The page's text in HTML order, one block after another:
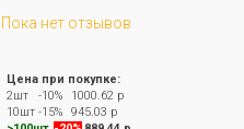
Пока нет отзывов
Цена при покупке:
2шт
-10%
1000.62 р
10шт -15%
945.03 р